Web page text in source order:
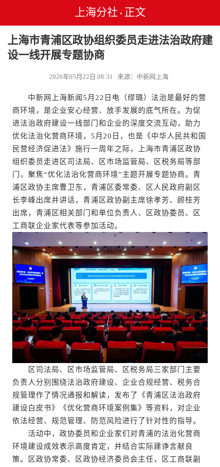
上海分社 • 正文
上海市青浦区政协组织委员走进法治政府建
设一线开展专题协商
2026年05月22日 08:31 来源：中新网上海
中新网上海新闻5月22日电（缪璐）法治是最好的营
商环境，是企业安心经营、放手发展的底气所在。为促
进法治政府建设一线部门和企业的深度交流互动，助力
优化法治化营商环境，5月20日，也是《中华人民共和国
民营经济促进法》施行一周年之际，上海市青浦区政协
组织委员走进区司法局、区市场监管局、区税务局等部
门，聚焦“优化法治化营商环境”主题开展专题协商。青
浦区政协主席曹卫东，青浦区委常委、区人民政府副区
长李峰出席并讲话，青浦区政协副主席徐孝芳、顾桂芳
出席，青浦区相关部门和单位负责人、区政协委员、区
工商联企业家代表等参加活动。
区司法局、区市场监管局、区税务局三家部门主要
负责人分别围绕法治政府建设、企业合规经营、税务合
规管理作了情况通报和解读，发布了《青浦区法治政府
建设白皮书》《优化营商环境案例集》等资料，对企业
依法经营、规范管理、防范风险进行了针对性的指导。
活动中，政协委员和企业家们对青浦的法治化营商
环境建设成效表示高度肯定，并结合实际建诤言献良
策。区政协常委、区政协经济委员会主任，区工商联副